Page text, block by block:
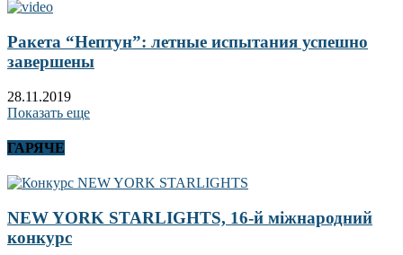
Ракета “Нептун”: летные испытания успешно
завершены
28.11.2019
Показать еще
ГАРЯЧЕ
NEW YORK STARLIGHTS, 16-й міжнародний
конкурс